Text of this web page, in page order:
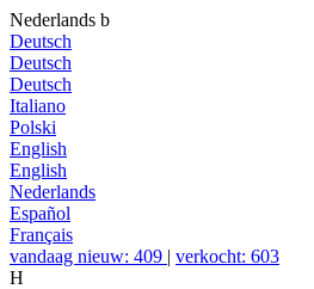
Nederlands b
Deutsch
Deutsch
Deutsch
Italiano
Polski
English
English
Nederlands
Español
Français
vandaag nieuw: 409 | verkocht: 603
H